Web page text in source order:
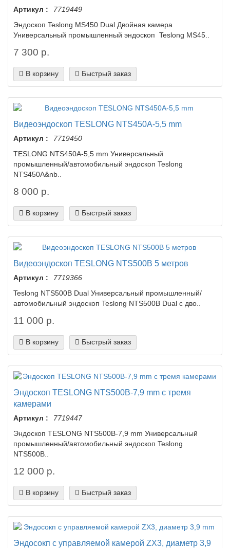
Артикул :
7719449
Эндоскоп Teslong MS450 Dual Двойная камера
Универсальный промышленный эндоскоп Teslong MS45..
7 300 р.
В корзину Быстрый заказ
Видеоэндоскоп TESLONG NTS450A-5,5 mm
Артикул :
7719450
TESLONG NTS450A-5,5 mm Универсальный
промышленный/автомобильный эндоскоп Teslong
NTS450A&nb..
8 000 р.
В корзину Быстрый заказ
Видеоэндоскоп TESLONG NTS500B 5 метров
Артикул :
7719366
Teslong NTS500B Dual Универсальный промышленный/
автомобильный эндоскоп Teslong NTS500B Dual с дво..
11 000 р.
В корзину Быстрый заказ
Эндоскоп TESLONG NTS500B-7,9 mm с тремя
камерами
Артикул :
7719447
Эндоскоп TESLONG NTS500B-7,9 mm Универсальный
промышленный/автомобильный эндоскоп Teslong
NTS500B..
12 000 р.
В корзину Быстрый заказ
Эндосокп с управляемой камерой ZX3, диаметр 3,9